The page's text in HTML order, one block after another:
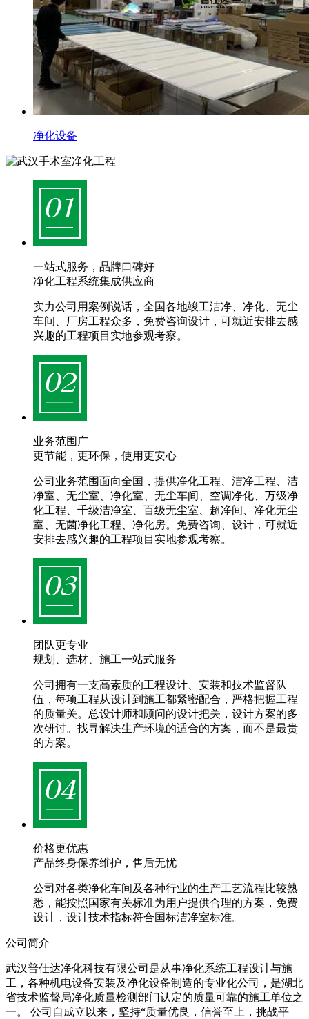
净化设备
一站式服务，品牌口碑好
净化工程系统集成供应商
实力公司用案例说话，全国各地竣工洁净、净化、无尘
车间、厂房工程众多，免费咨询设计，可就近安排去感
兴趣的工程项目实地参观考察。
业务范围广
更节能，更环保，使用更安心
公司业务范围面向全国，提供净化工程、洁净工程、洁
净室、无尘室、净化室、无尘车间、空调净化、万级净
化工程、千级洁净室、百级无尘室、超净间、净化无尘
室、无菌净化工程、净化房。免费咨询、设计，可就近
安排去感兴趣的工程项目实地参观考察。
团队更专业
规划、选材、施工一站式服务
公司拥有一支高素质的工程设计、安装和技术监督队
伍，每项工程从设计到施工都紧密配合，严格把握工程
的质量关。总设计师和顾问的设计把关，设计方案的多
次研讨。找寻解决生产环境的适合的方案，而不是最贵
的方案。
价格更优惠
产品终身保养维护，售后无忧
公司对各类净化车间及各种行业的生产工艺流程比较熟
悉，能按照国家有关标准为用户提供合理的方案，免费
设计，设计技术指标符合国标洁净室标准。
公司简介
武汉普仕达净化科技有限公司是从事净化系统工程设计与施
工，各种机电设备安装及净化设备制造的专业化公司，是湖北
省技术监督局净化质量检测部门认定的质量可靠的施工单位之
一。 公司自成立以来，坚持“质量优良，信誉至上，挑战平